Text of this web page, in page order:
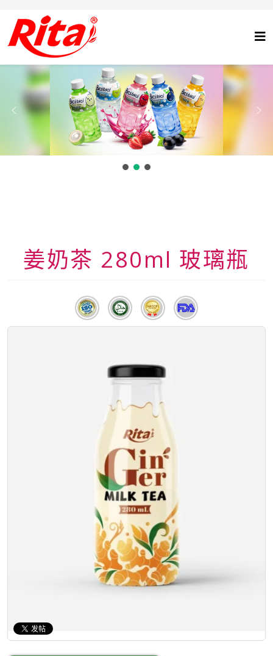
姜奶茶 280ml 玻璃瓶